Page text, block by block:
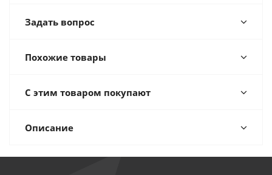
Задать вопрос
Похожие товары
С этим товаром покупают
Описание